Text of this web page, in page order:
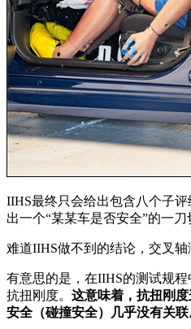
IIHS最终只会给出包含八个子
出一个“某某车是否安全”的一刀
难道IIHS做不到的结论，交叉
有意思的是，在IIHS的测试规
抗扭刚度。 这意味着，抗扭刚
安全（碰撞安全）几乎没有关联